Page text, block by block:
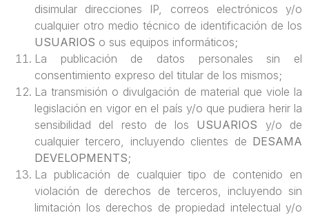
disimular direcciones IP, correos electrónicos y/o
cualquier otro medio técnico de identificación de los
USUARIOS o sus equipos informáticos;
La publicación de datos personales sin el
consentimiento expreso del titular de los mismos;
La transmisión o divulgación de material que viole la
legislación en vigor en el país y/o que pudiera herir la
sensibilidad del resto de los USUARIOS y/o de
cualquier tercero, incluyendo clientes de DESAMA
DEVELOPMENTS;
La publicación de cualquier tipo de contenido en
violación de derechos de terceros, incluyendo sin
limitación los derechos de propiedad intelectual y/o